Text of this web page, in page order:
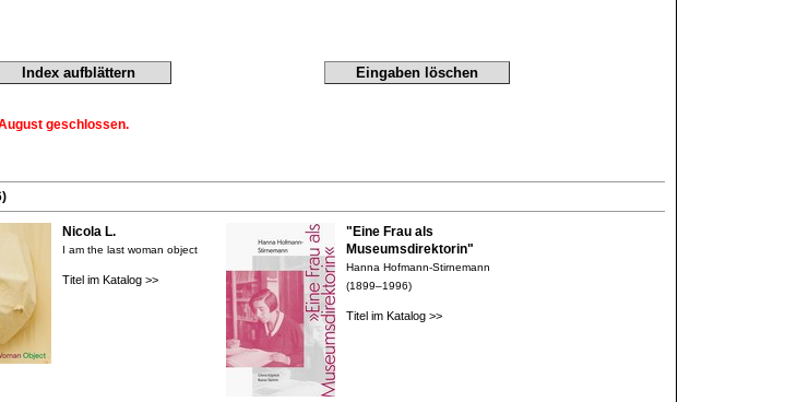
geschlossen.
Nicola L.
I am the last woman object
Titel im Katalog >>
"Eine Frau als
Museumsdirektorin"
Hanna Hofmann-Stirnemann
(1899–1996)
Titel im Katalog >>